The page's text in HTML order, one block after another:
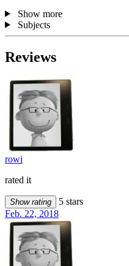
Show more
Subjects
Reviews
rowi
rated it
Show rating
5 stars
Feb. 22, 2018